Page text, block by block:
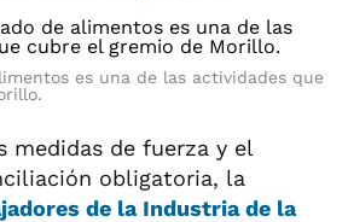
es una de las actividades que
medidas de fuerza y el
obligatoria, la
de la Industria de la